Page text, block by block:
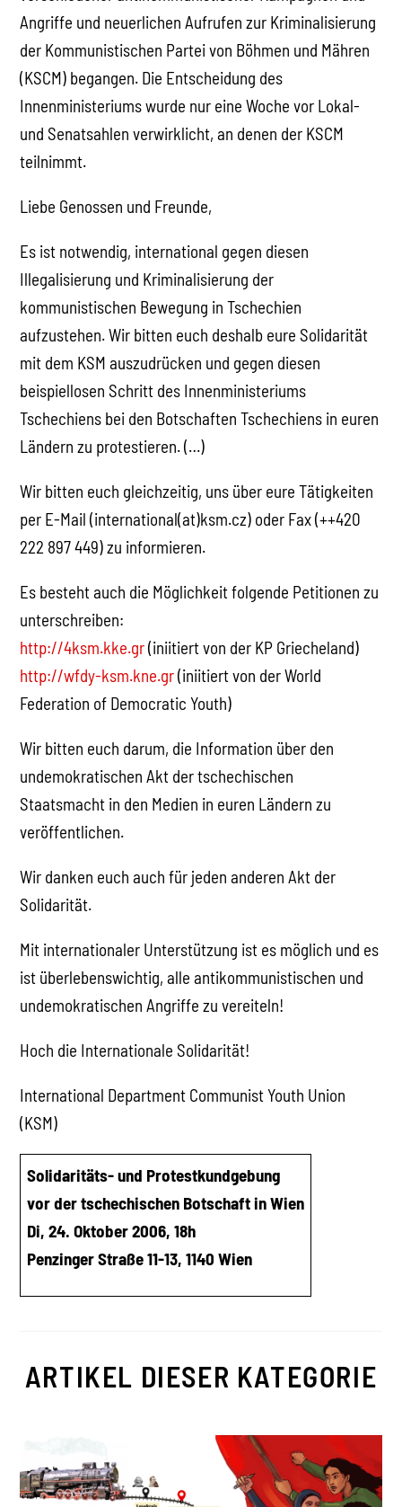
Angriffe und neuerlichen Aufrufen zur Kriminalisierung
der Kommunistischen Partei von Böhmen und Mähren
(KSCM) begangen. Die Entscheidung des
Innenministeriums wurde nur eine Woche vor Lokal-
und Senatsahlen verwirklicht, an denen der KSCM
teilnimmt.
Liebe Genossen und Freunde,
Es ist notwendig, international gegen diesen
Illegalisierung und Kriminalisierung der
kommunistischen Bewegung in Tschechien
aufzustehen. Wir bitten euch deshalb eure Solidarität
mit dem KSM auszudrücken und gegen diesen
beispiellosen Schritt des Innenministeriums
Tschechiens bei den Botschaften Tschechiens in euren
Ländern zu protestieren. (…)
Wir bitten euch gleichzeitig, uns über eure Tätigkeiten
per E-Mail (international(at)ksm.cz) oder Fax (++420
222 897 449) zu informieren.
Es besteht auch die Möglichkeit folgende Petitionen zu
unterschreiben:
http://4ksm.kke.gr(iniitiert von der KP Griecheland)
http://wfdy-ksm.kne.gr(iniitiert von der World
Federation of Democratic Youth)
Wir bitten euch darum, die Information über den
undemokratischen Akt der tschechischen
Staatsmacht in den Medien in euren Ländern zu
veröffentlichen.
Wir danken euch auch für jeden anderen Akt der
Solidarität.
Mit internationaler Unterstützung ist es möglich und es
ist überlebenswichtig, alle antikommunistischen und
undemokratischen Angriffe zu vereiteln!
Hoch die Internationale Solidarität!
International Department Communist Youth Union
(KSM)
Solidaritäts- und Protestkundgebung
vor der tschechischen Botschaft in Wien
Di, 24. Oktober 2006, 18h
Penzinger Straße 11-13, 1140 Wien
ARTIKEL DIESER KATEGORIE